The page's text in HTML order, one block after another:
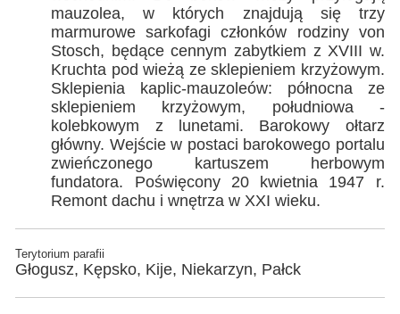
mauzolea, w których znajdują się trzy
marmurowe sarkofagi członków rodziny von
Stosch, będące cennym zabytkiem z XVIII w.
Kruchta pod wieżą ze sklepieniem krzyżowym.
Sklepienia kaplic-mauzoleów: północna ze
sklepieniem krzyżowym, południowa -
kolebkowym z lunetami. Barokowy ołtarz
główny. Wejście w postaci barokowego portalu
zwieńczonego kartuszem herbowym
fundatora. Poświęcony 20 kwietnia 1947 r.
Remont dachu i wnętrza w XXI wieku.
Terytorium parafii
Głogusz, Kępsko, Kije, Niekarzyn, Pałck